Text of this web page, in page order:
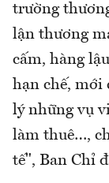
trường
lận thương
cấm, hàng
hạn chế, mới
lý những vụ
làm thuê…,
tế", Ban Chỉ